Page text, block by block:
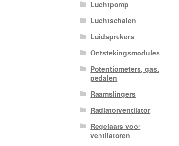
Luchtpomp
Luchtschalen
Luidsprekers
Ontstekingsmodules
Potentiometers, gas.
pedalen
Raamslingers
Radiatorventilator
Regelaars voor
ventilatoren